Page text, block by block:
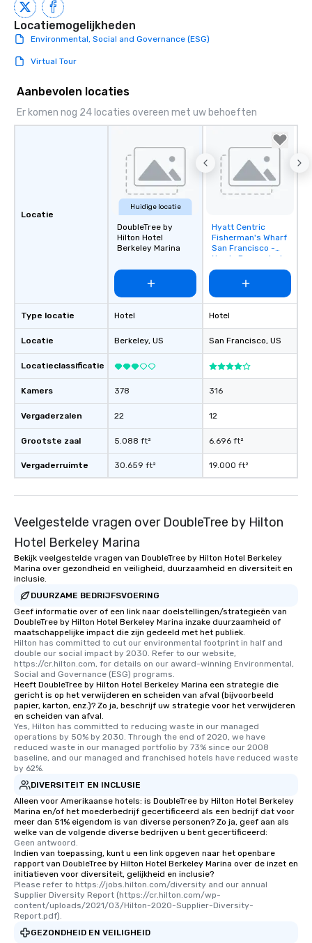
Locatiemogelijkheden
Environmental, Social and Governance (ESG)
Virtual Tour
Aanbevolen locaties
Er komen nog 24 locaties overeen met uw behoeften
Locatie
Type locatie
Locatie
Locatieclassificatie
Kamers
Vergaderzalen
Grootste zaal
Vergaderruimte
Huidige locatie
DoubleTree by
Hilton Hotel
Berkeley Marina
Hotel
Berkeley, US
378
22
5.088 ft²
30.659 ft²
Removed from
favorites
Hyatt Centric
Fisherman's Wharf
San Francisco -
Newly Renovated
Hotel
San Francisco, US
316
12
6.696 ft²
19.000 ft²
Veelgestelde vragen over DoubleTree by Hilton
Hotel Berkeley Marina
Bekijk veelgestelde vragen van DoubleTree by Hilton Hotel Berkeley
Marina over gezondheid en veiligheid, duurzaamheid en diversiteit en
inclusie.
DUURZAME BEDRIJFSVOERING
Geef informatie over of een link naar doelstellingen/strategieën van
DoubleTree by Hilton Hotel Berkeley Marina inzake duurzaamheid of
maatschappelijke impact die zijn gedeeld met het publiek.
Hilton has committed to cut our environmental footprint in half and
double our social impact by 2030. Refer to our website,
https://cr.hilton.com, for details on our award-winning Environmental,
Social and Governance (ESG) programs.
Heeft DoubleTree by Hilton Hotel Berkeley Marina een strategie die
gericht is op het verwijderen en scheiden van afval (bijvoorbeeld
papier, karton, enz.)? Zo ja, beschrijf uw strategie voor het verwijderen
en scheiden van afval.
Yes, Hilton has committed to reducing waste in our managed
operations by 50% by 2030. Through the end of 2020, we have
reduced waste in our managed portfolio by 73% since our 2008
baseline, and our managed and franchised hotels have reduced waste
by 62%.
DIVERSITEIT EN INCLUSIE
Alleen voor Amerikaanse hotels: is DoubleTree by Hilton Hotel Berkeley
Marina en/of het moederbedrijf gecertificeerd als een bedrijf dat voor
meer dan 51% eigendom is van diverse personen? Zo ja, geef aan als
welke van de volgende diverse bedrijven u bent gecertificeerd:
Geen antwoord.
Indien van toepassing, kunt u een link opgeven naar het openbare
rapport van DoubleTree by Hilton Hotel Berkeley Marina over de inzet en
initiatieven voor diversiteit, gelijkheid en inclusie?
Please refer to https://jobs.hilton.com/diversity and our annual
Supplier Diversity Report (https://cr.hilton.com/wp-
content/uploads/2021/03/Hilton-2020-Supplier-Diversity-
Report.pdf).
GEZONDHEID EN VEILIGHEID